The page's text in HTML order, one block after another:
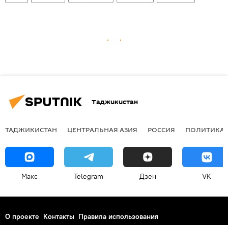
Таджикистан
ТАДЖИКИСТАН ЦЕНТРАЛЬНАЯ АЗИЯ РОССИЯ ПОЛИТИКА
Макс Telegram Дзен VK
О проекте Контакты Правила использования